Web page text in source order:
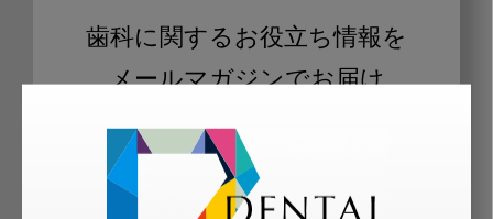
歯科に関するお役立ち情報を
メールマガジンでお届け
ご登録いただいた職種（歯科医師、歯